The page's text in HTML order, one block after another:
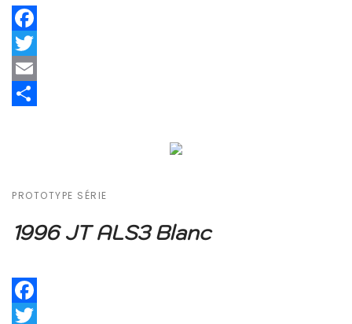
Facebook
Twitter
Email
PROTOTYPE SÉRIE
1996 JT ALS3 Blanc
Facebook